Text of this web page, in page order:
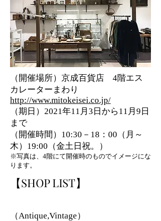
（開催場所）京成百貨店 4階エス
カレーターまわり
http://www.mitokeisei.co.jp/
（期日）2021年11月3日から11月9日
まで
（開催時間）10:30－18：00（月～
木）19:00（金土日祝。）
​※写真は、4階にて開催時のものでイメージにな
ります。
【SHOP LIST】
（Antique,Vintage）